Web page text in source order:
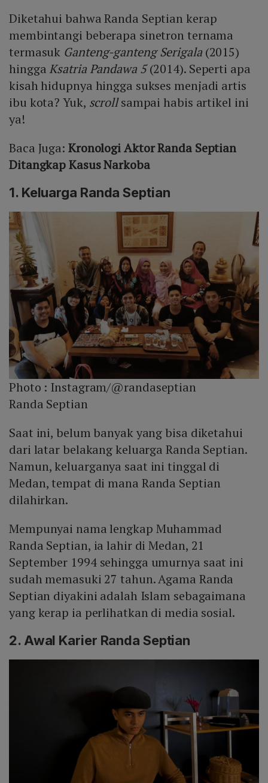
Diketahui bahwa Randa Septian kerap
membintangi beberapa sinetron ternama
termasuk Ganteng-ganteng Serigala(2015)
hingga Ksatria Pandawa 5(2014). Seperti apa
kisah hidupnya hingga sukses menjadi artis
ibu kota? Yuk, scrollsampai habis artikel ini
ya!
Baca Juga: Kronologi Aktor Randa Septian
Ditangkap Kasus Narkoba
1. Keluarga Randa Septian
Photo : Instagram/@randaseptian
Randa Septian
Saat ini, belum banyak yang bisa diketahui
dari latar belakang keluarga Randa Septian.
Namun, keluarganya saat ini tinggal di
Medan, tempat di mana Randa Septian
dilahirkan.
Mempunyai nama lengkap Muhammad
Randa Septian, ia lahir di Medan, 21
September 1994 sehingga umurnya saat ini
sudah memasuki 27 tahun. Agama Randa
Septian diyakini adalah Islam sebagaimana
yang kerap ia perlihatkan di media sosial.
2. Awal Karier Randa Septian